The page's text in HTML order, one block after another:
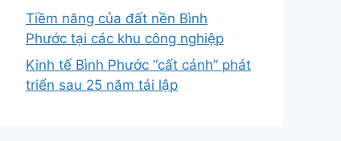
Tiềm năng của đất nền Bình
Phước tại các khu công nghiệp
Kinh tế Bình Phước “cất cánh” phát
triển sau 25 năm tái lập